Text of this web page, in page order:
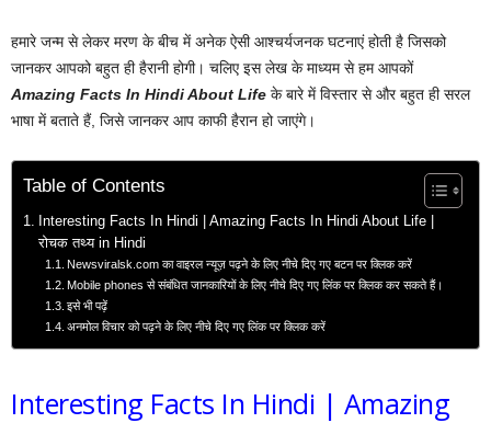
हमारे जन्म से लेकर मरण के बीच में अनेक ऐसी आश्चर्यजनक घटनाएं होती है जिसको
जानकर आपको बहुत ही हैरानी होगी। चलिए इस लेख के माध्यम से हम आपकों
Amazing Facts In Hindi About Life के बारे में विस्तार से और बहुत ही सरल
भाषा में बताते हैं, जिसे जानकर आप काफी हैरान हो जाएंगे।
Table of Contents
Interesting Facts In Hindi | Amazing Facts In Hindi About Life |
रोचक तथ्य in Hindi
Newsviralsk.com का वाइरल न्यूज़ पढ़ने के लिए नीचे दिए गए बटन पर क्लिक करें
Mobile phones से संबंधित जानकारियों के लिए नीचे दिए गए लिंक पर क्लिक कर सकते हैं।
इसे भी पढ़ें
अनमोल विचार को पढ़ने के लिए नीचे दिए गए लिंक पर क्लिक करें
Interesting Facts In Hindi | Amazing